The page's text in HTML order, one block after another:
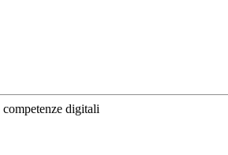
digitali